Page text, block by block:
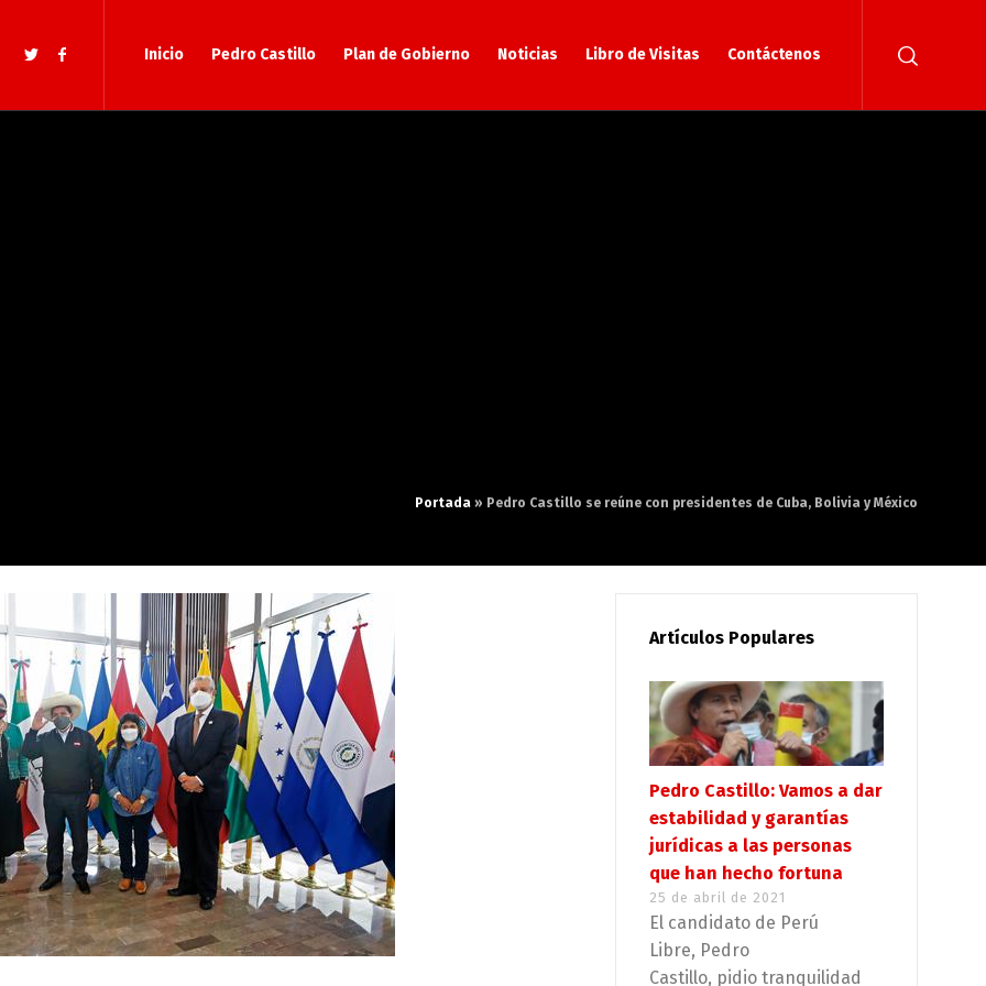
Inicio Pedro Castillo Plan de Gobierno Noticias Libro de Visitas Contáctenos
Portada » Pedro Castillo se reúne con presidentes de Cuba, Bolivia y México
Artículos Populares
Pedro Castillo: Vamos a dar
estabilidad y garantías
jurídicas a las personas
que han hecho fortuna
25 de abril de 2021
El candidato de Perú
Libre, Pedro
Castillo, pidio tranquilidad